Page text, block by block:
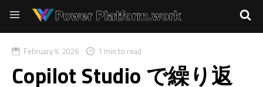
February 9, 2026 1 min to read
Copilot Studio で繰り返